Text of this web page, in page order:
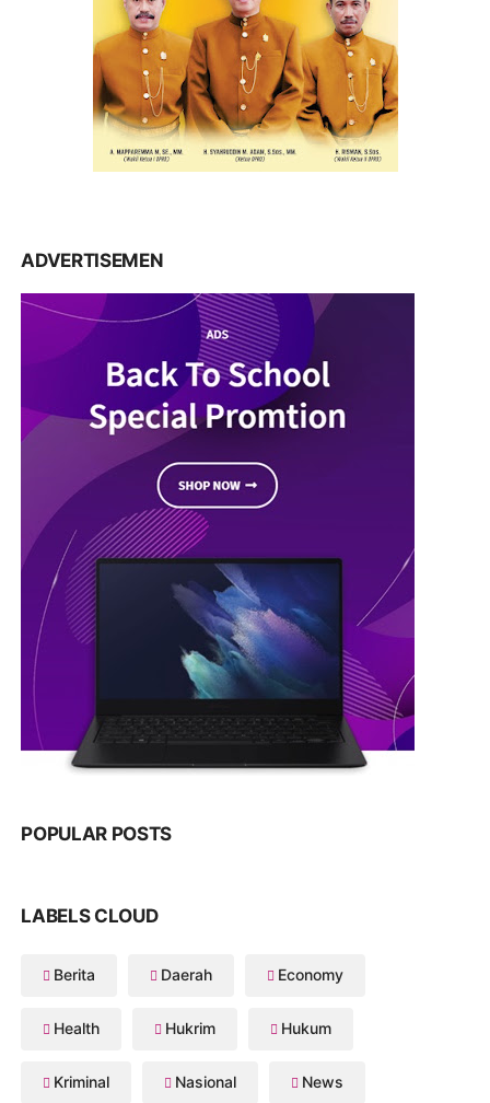
ADVERTISEMEN
POPULAR POSTS
LABELS CLOUD
Berita Daerah Economy
Health Hukrim Hukum
Kriminal Nasional News